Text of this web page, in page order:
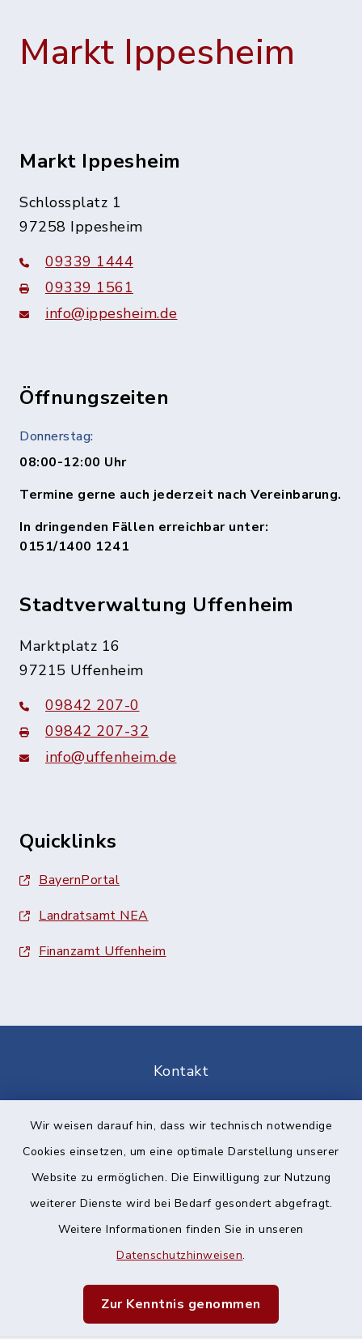
Wir weisen darauf hin, dass wir technisch notwendige
Cookies einsetzen, um eine optimale Darstellung unserer
Website zu ermöglichen. Die Einwilligung zur Nutzung
weiterer Dienste wird bei Bedarf gesondert abgefragt.
Weitere Informationen finden Sie in unseren
Datenschutzhinweisen.
Zur Kenntnis genommen
Markt Ippesheim
Markt Ippesheim
Schlossplatz 1
97258 Ippesheim
09339 1444
09339 1561
info@ippesheim.de
Öffnungszeiten
Donnerstag:
08:00-12:00 Uhr
Termine gerne auch jederzeit nach Vereinbarung.
In dringenden Fällen erreichbar unter:
0151/1400 1241
Stadtverwaltung Uffenheim
Marktplatz 16
97215 Uffenheim
09842 207-0
09842 207-32
info@uffenheim.de
Quicklinks
BayernPortal
Landratsamt NEA
Finanzamt Uffenheim
Kontakt
Datenschutz
Impressum
Sitemap
Cookie-Einstellungen